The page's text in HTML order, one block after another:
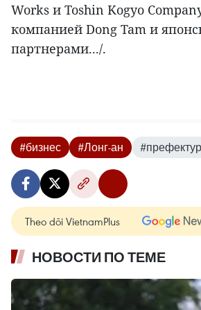
Works и Toshin Kogyo
компанией Dong Tam и
партнерами.../.
#бизнес #Лонг-ан
Theo dõi VietnamPlus
НОВОСТИ ПО ТЕМЕ